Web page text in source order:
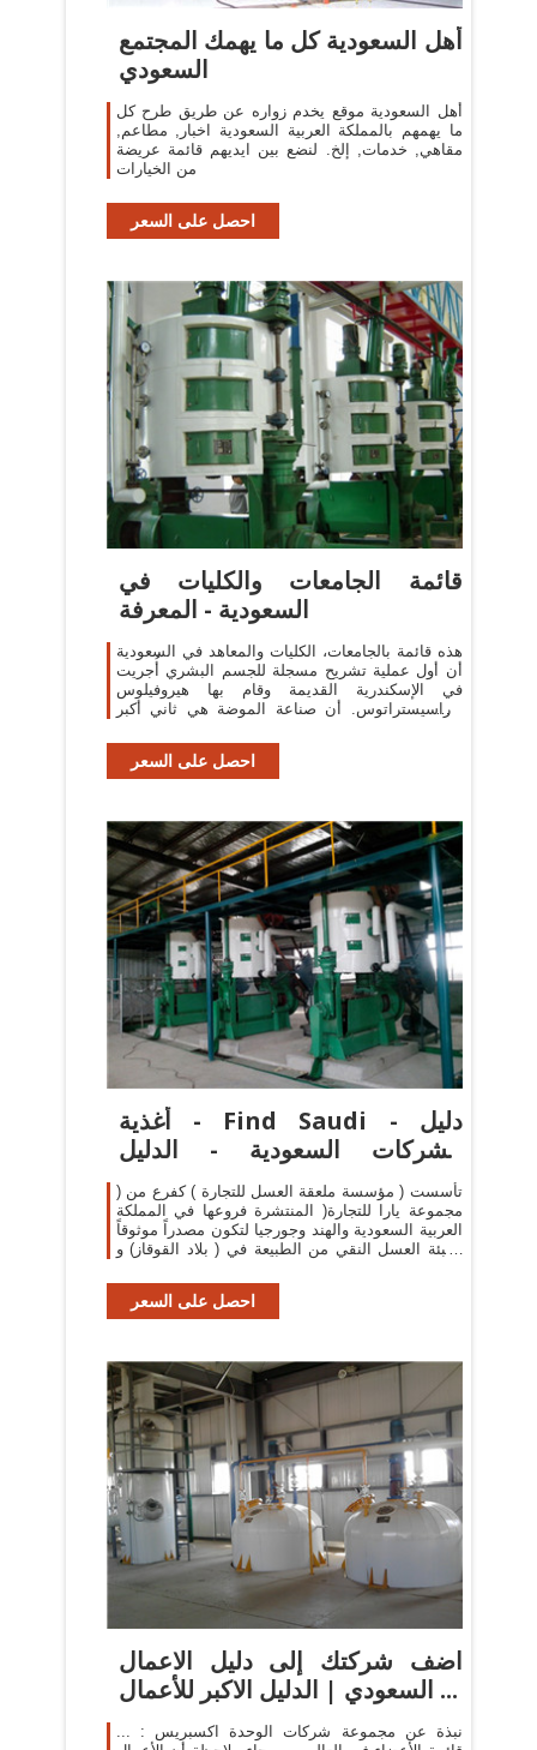
أهل السعودية كل ما يهمك المجتمع
السعودي
أهل السعودية موقع يخدم زواره عن طريق طرح كل
ما يهمهم بالمملكة العربية السعودية اخبار, مطاعم,
مقاهي, خدمات, إلخ. لنضع بين ايديهم قائمة عريضة
من الخيارات
احصل على السعر
قائمة الجامعات والكليات في
السعودية - المعرفة
هذه قائمة بالجامعات، الكليات والمعاهد في السعودية
أن أول عملية تشريح مسجلة للجسم البشري أُجريت
في الإسكندرية القديمة وقام بها هيروفيلوس
وإراسيستراتوس. أن صناعة الموضة هي ثاني أكبر
احصل على السعر
أغذية - Find Saudi - دليل
الشركات السعودية - الدليل
السعودي
تأسست ( مؤسسة ملعقة العسل للتجارة ) كفرع من (
مجموعة يارا للتجارة( المنتشرة فروعها في المملكة
العربية السعودية والهند وجورجيا لتكون مصدراً موثوقاً
لتعبئة العسل النقي من الطبيعة في ( بلاد القوقاز) و
احصل على السعر
اضف شركتك إلى دليل الاعمال
السعودي | الدليل الاكبر للأعمال ...
نبذة عن مجموعة شركات الوحدة اكسبريس : ...